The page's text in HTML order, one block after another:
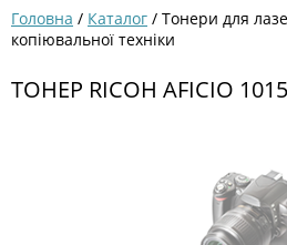
Головна / Каталог / Тонери для
копіювальної техніки
ТОНЕР RICOH AFICIO